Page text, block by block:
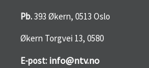
Pb.393 Økern, 0513 Oslo
Økern Torgvei 13, 0580
E-post: info@ntv.no